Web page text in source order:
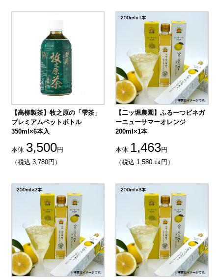
【高柳製茶】牧之原の「雫茶」
プレミアムペットボトル
350ml×6本入
本体 3,500円
（税込 3,780円）
【二ッ堀農園】ふるーつビネガ
ーニューサマーオレンジ
200ml×1本
本体 1,463円
（税込 1,580.04 円）